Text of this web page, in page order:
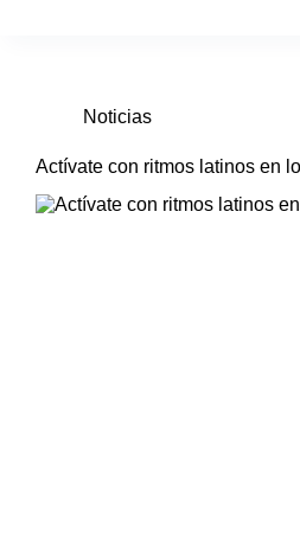
Noticias
Actívate con ritmos latinos en